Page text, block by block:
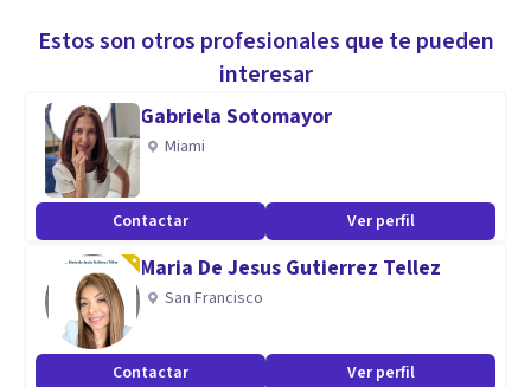
Estos son otros profesionales que te pueden
interesar
Gabriela Sotomayor
Miami
Contactar Ver perfil
Maria De Jesus Gutierrez Tellez
San Francisco
Contactar Ver perfil